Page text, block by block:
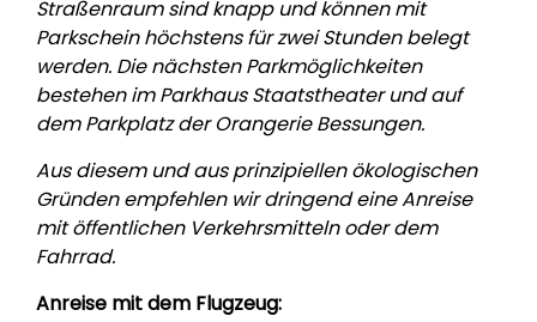
Straßenraum sind knapp und können mit
Parkschein höchstens für zwei Stunden belegt
werden. Die nächsten Parkmöglichkeiten
bestehen im Parkhaus Staatstheater und auf
dem Parkplatz der Orangerie Bessungen.
Aus diesem und aus prinzipiellen ökologischen
Gründen empfehlen wir dringend eine Anreise
mit öffentlichen Verkehrsmitteln oder dem
Fahrrad.
Anreise mit dem Flugzeug: